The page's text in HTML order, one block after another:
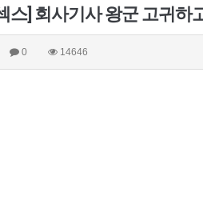
스] 회사기사 왕군 고귀하
0 14646